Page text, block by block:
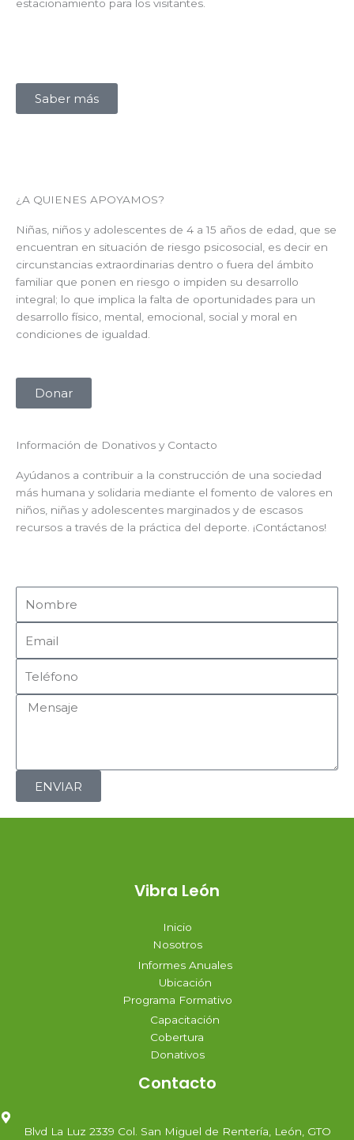
estacionamiento para los visitantes.
Saber más
¿A QUIENES APOYAMOS?
Niñas, niños y adolescentes de 4 a 15 años de edad, que se
encuentran en situación de riesgo psicosocial, es decir en
circunstancias extraordinarias dentro o fuera del ámbito
familiar que ponen en riesgo o impiden su desarrollo
integral; lo que implica la falta de oportunidades para un
desarrollo físico, mental, emocional, social y moral en
condiciones de igualdad.
Donar
Información de Donativos y Contacto
Ayúdanos a contribuir a la construcción de una sociedad
más humana y solidaria mediante el fomento de valores en
niños, niñas y adolescentes marginados y de escasos
recursos a través de la práctica del deporte. ¡Contáctanos!
Mensaje
ENVIAR
Vibra León
Inicio
Nosotros
Informes Anuales
Ubicación
Programa Formativo
Capacitación
Cobertura
Donativos
Contacto
Blvd La Luz 2339 Col. San Miguel de Rentería, León, GTO